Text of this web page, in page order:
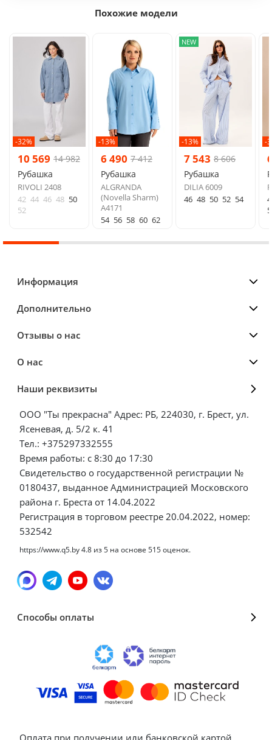
Похожие модели
-32%
10 569 14 982
Рубашка
RIVOLI 2408
42 44 46 48 50
52
-13%
6 490 7 412
Рубашка
ALGRANDA
(Novella Sharm)
A4171
54 56 58 60 62
NEW
-13%
7 543 8 606
Рубашка
DILIA 6009
46 48 50 52 54
-
Информация
Дополнительно
Отзывы о нас
О нас
Наши реквизиты
ООО "Ты прекрасна" Адрес: РБ, 224030, г. Брест, ул.
Ясеневая, д. 5/2 к. 41
Тел.: +375297332555
Время работы: с 8:30 до 17:30
Свидетельство о государственной регистрации №
0180437, выданное Администрацией Московского
района г. Бреста от 14.04.2022
Регистрация в торговом реестре 20.04.2022, номер:
532542
https://www.q5.by4.8 из5 на основе 515оценок.
Способы оплаты
Оплата при получении или банковской картой,